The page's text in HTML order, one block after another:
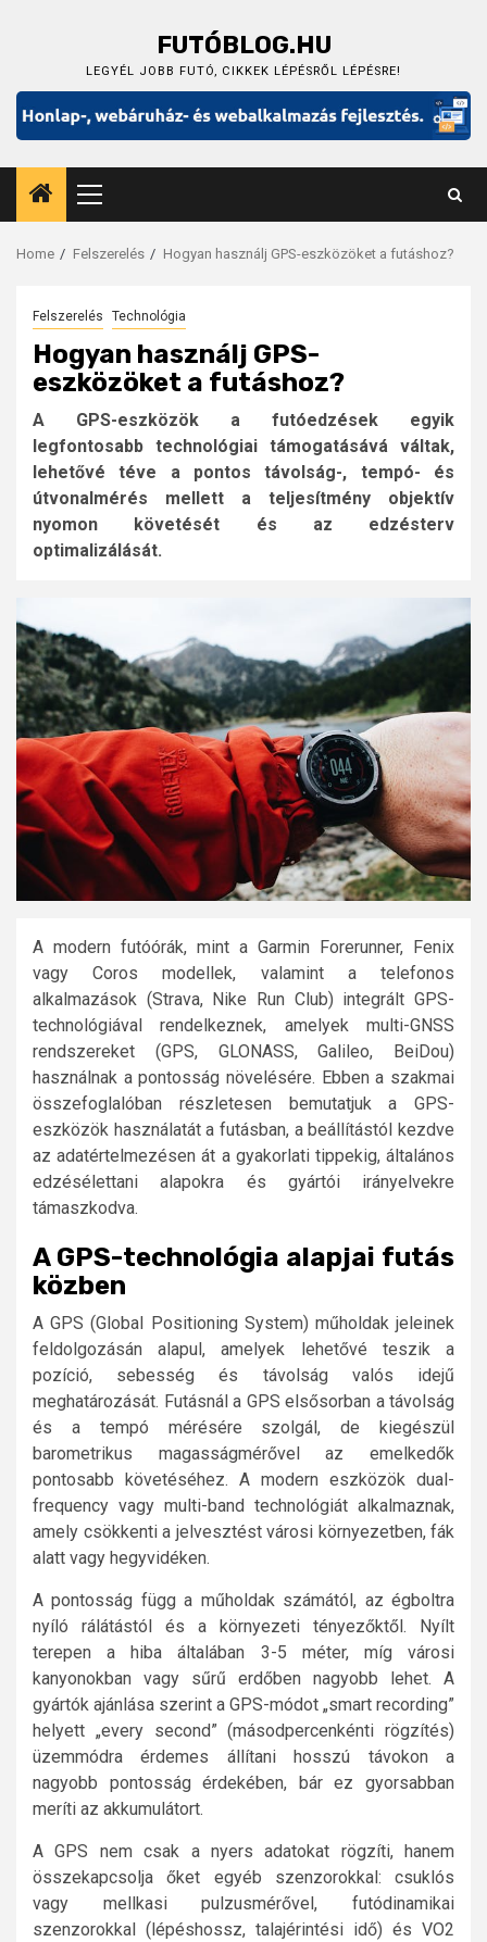
FUTÓBLOG.HU
LEGYÉL JOBB FUTÓ, CIKKEK LÉPÉSRŐL LÉPÉSRE!
Primary
Menu
Home Felszerelés Hogyan használj GPS-eszközöket a futáshoz?
Felszerelés Technológia
Hogyan használj GPS-
eszközöket a futáshoz?
A GPS-eszközök a futóedzések egyik
legfontosabb technológiai támogatásává váltak,
lehetővé téve a pontos távolság-, tempó- és
útvonalmérés mellett a teljesítmény objektív
nyomon követését és az edzésterv
optimalizálását.
A modern futóórák, mint a Garmin Forerunner, Fenix
vagy Coros modellek, valamint a telefonos
alkalmazások (Strava, Nike Run Club) integrált GPS-
technológiával rendelkeznek, amelyek multi-GNSS
rendszereket (GPS, GLONASS, Galileo, BeiDou)
használnak a pontosság növelésére. Ebben a szakmai
összefoglalóban részletesen bemutatjuk a GPS-
eszközök használatát a futásban, a beállítástól kezdve
az adatértelmezésen át a gyakorlati tippekig, általános
edzésélettani alapokra és gyártói irányelvekre
támaszkodva.
A GPS-technológia alapjai futás
közben
A GPS (Global Positioning System) műholdak jeleinek
feldolgozásán alapul, amelyek lehetővé teszik a
pozíció, sebesség és távolság valós idejű
meghatározását. Futásnál a GPS elsősorban a távolság
és a tempó mérésére szolgál, de kiegészül
barometrikus magasságmérővel az emelkedők
pontosabb követéséhez. A modern eszközök dual-
frequency vagy multi-band technológiát alkalmaznak,
amely csökkenti a jelvesztést városi környezetben, fák
alatt vagy hegyvidéken.
A pontosság függ a műholdak számától, az égboltra
nyíló rálátástól és a környezeti tényezőktől. Nyílt
terepen a hiba általában 3-5 méter, míg városi
kanyonokban vagy sűrű erdőben nagyobb lehet. A
gyártók ajánlása szerint a GPS-módot „smart recording”
helyett „every second” (másodpercenkénti rögzítés)
üzemmódra érdemes állítani hosszú távokon a
nagyobb pontosság érdekében, bár ez gyorsabban
meríti az akkumulátort.
A GPS nem csak a nyers adatokat rögzíti, hanem
összekapcsolja őket egyéb szenzorokkal: csuklós
vagy mellkasi pulzusmérővel, futódinamikai
szenzorokkal (lépéshossz, talajérintési idő) és VO2